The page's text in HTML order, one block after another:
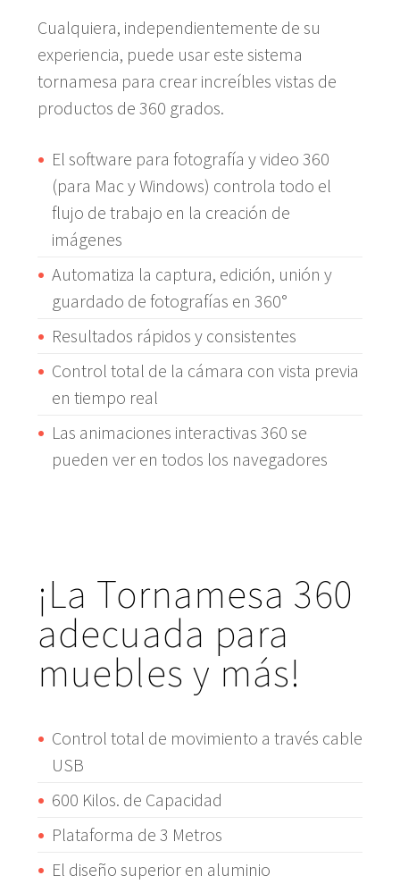
Cualquiera, independientemente de su
experiencia, puede usar este sistema
tornamesa para crear increíbles vistas de
productos de 360 grados.
El software para fotografía y video 360
(para Mac y Windows) controla todo el
flujo de trabajo en la creación de
imágenes
Automatiza la captura, edición, unión y
guardado de fotografías en 360°
Resultados rápidos y consistentes
Control total de la cámara con vista previa
en tiempo real
Las animaciones interactivas 360 se
pueden ver en todos los navegadores
¡La Tornamesa 360
adecuada para
muebles y más!
Control total de movimiento a través cable
USB
600 Kilos. de Capacidad
Plataforma de 3 Metros
El diseño superior en aluminio